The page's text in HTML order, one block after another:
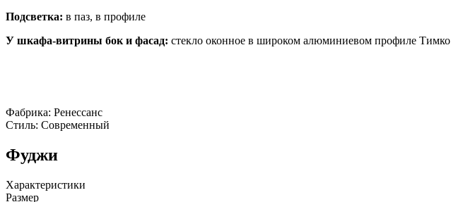
Подсветка: в паз, в профиле
У шкафа-витрины бок и фасад: стекло оконное в широком алюминиевом профиле Тимко
Фабрика: Ренессанс
Стиль: Современный
Фуджи
Характеристики
Размер